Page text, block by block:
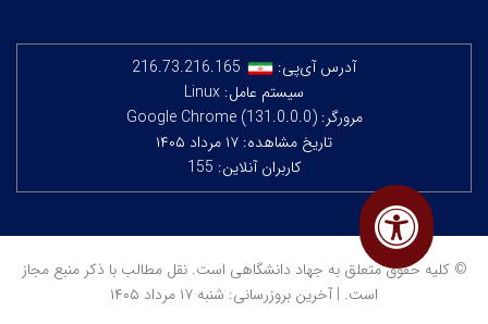
آدرس آی‌پی:
216.73.216.165
سیستم عامل: Linux
مرورگر: Google Chrome (131.0.0.0)
تاریخ مشاهده: ۱۷ مرداد ۱۴۰۵
کاربران آنلاین: 155
© کلیه حقوق متعلق به جهاد دانشگاهی است. نقل مطالب با ذکر منبع مجاز
است. | آخرین بروزرسانی: شنبه ۱۷ مرداد ۱۴۰۵